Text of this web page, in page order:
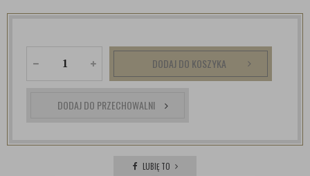
DODAJ DO KOSZYKA
DODAJ DO PRZECHOWALNI
LUBIĘ TO